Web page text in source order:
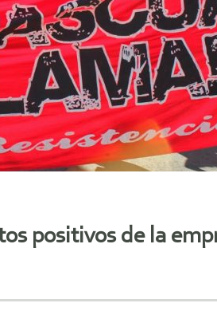
positivos de la